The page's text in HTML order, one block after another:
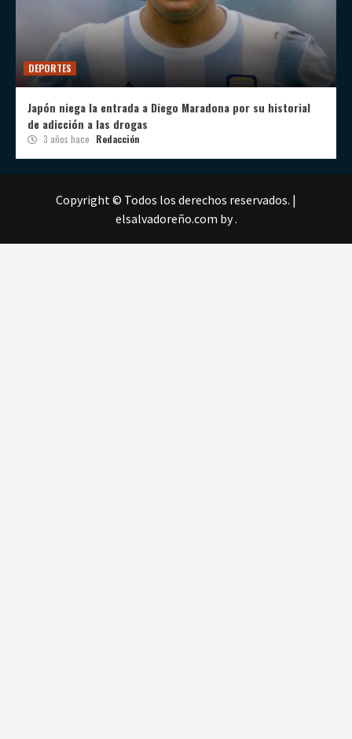
DEPORTES
Japón niega la entrada a Diego Maradona por su historial
de adicción a las drogas
3 años hace Redacción
Copyright © Todos los derechos reservados. |
elsalvadoreño.com by .